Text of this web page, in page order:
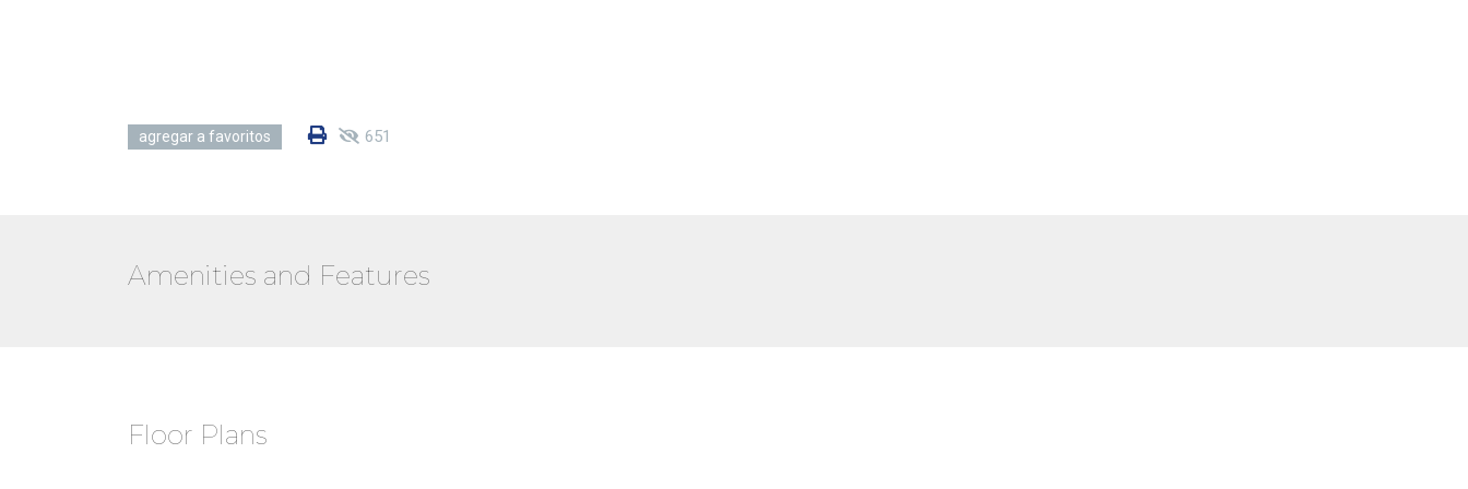
agregar a favoritos 651
Amenities and Features
Floor Plans